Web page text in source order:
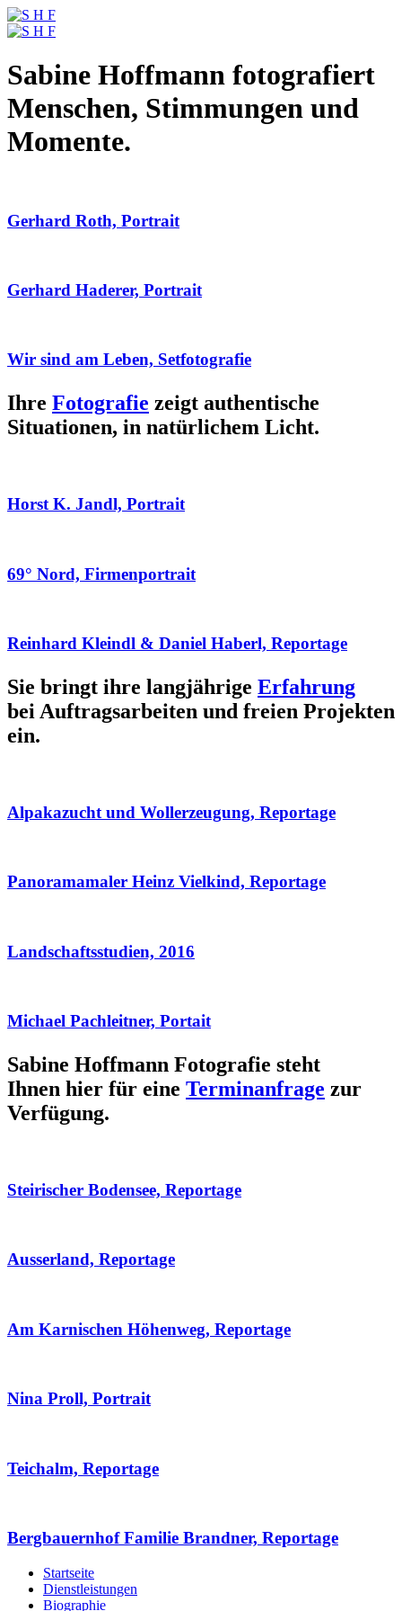
Sabine Hoffmann fotografiert
Menschen, Stimmungen und
Momente.
Gerhard Roth, Portrait
Gerhard Haderer, Portrait
Wir sind am Leben, Setfotografie
Ihre Fotografie zeigt authentische
Situationen, in natürlichem Licht.
Horst K. Jandl, Portrait
69° Nord, Firmenportrait
Reinhard Kleindl & Daniel Haberl, Reportage
Sie bringt ihre langjährige Erfahrung
bei Auftragsarbeiten und freien Projekten
ein.
Alpakazucht und Wollerzeugung, Reportage
Panoramamaler Heinz Vielkind, Reportage
Landschaftsstudien, 2016
Michael Pachleitner, Portait
Sabine Hoffmann Fotografie steht
Ihnen hier für eine Terminanfrage zur
Verfügung.
Steirischer Bodensee, Reportage
Ausserland, Reportage
Am Karnischen Höhenweg, Reportage
Nina Proll, Portrait
Teichalm, Reportage
Bergbauernhof Familie Brandner, Reportage
Startseite
Dienstleistungen
Biographie